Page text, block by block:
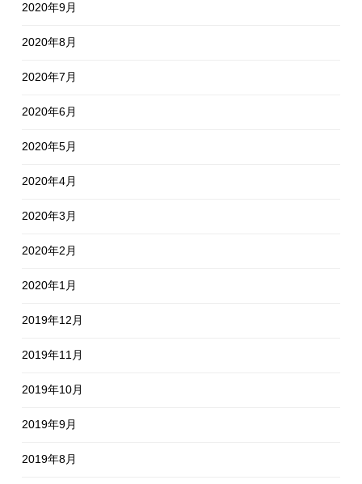
2020年9月
2020年8月
2020年7月
2020年6月
2020年5月
2020年4月
2020年3月
2020年2月
2020年1月
2019年12月
2019年11月
2019年10月
2019年9月
2019年8月